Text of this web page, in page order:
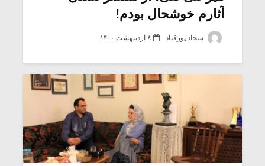
آثارم خوشحال بودم!
سجاد پورقناد ۸ اردیبهشت ۱۴۰۰